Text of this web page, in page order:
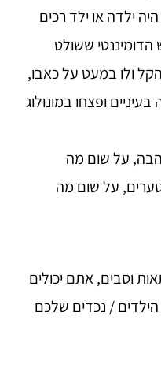
ילדה או ילד רכים
ששולט
ולו במעט על כאבו,
ופצחו במונולוג
על שום מה
על שום מה
וסבים, אתם יכולים
הילדים / נכדים שלכם